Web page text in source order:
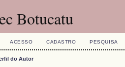
Botucatu
ACESSO CADASTRO PESQUISA
do Autor